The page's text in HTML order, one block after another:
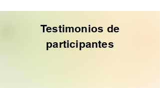
Testimonios de
participantes